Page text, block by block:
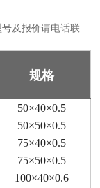
号及报价请电话联
规格
50×40×0.5
50×50×0.5
75×40×0.5
75×50×0.5
100×40×0.6